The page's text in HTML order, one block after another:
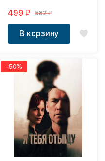
2023, полная версия, 12
серий) перевод
закадровый
499₽ 582₽
В корзину
-50%